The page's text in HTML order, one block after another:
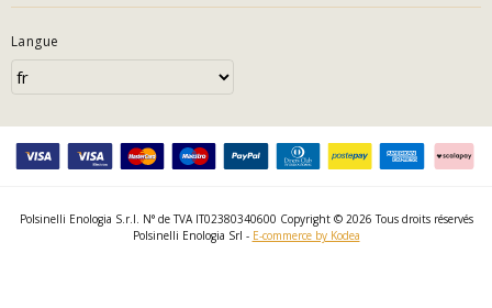
Langue
Polsinelli Enologia S.r.l. N° de TVA IT02380340600 Copyright © 2026 Tous droits réservés
Polsinelli Enologia Srl - E-commerce by Kodea